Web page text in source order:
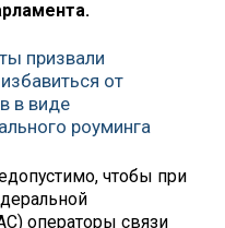
призвали
от
в виде
роуминга
чтобы при
операторы связи